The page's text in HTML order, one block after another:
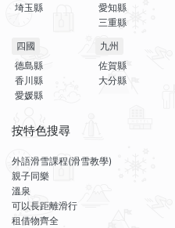
埼玉縣
愛知縣
三重縣
四國
德島縣
香川縣
愛媛縣
九州
佐賀縣
大分縣
按特色搜尋
外語滑雪課程(滑雪教學)
親子同樂
溫泉
可以長距離滑行
租借物齊全